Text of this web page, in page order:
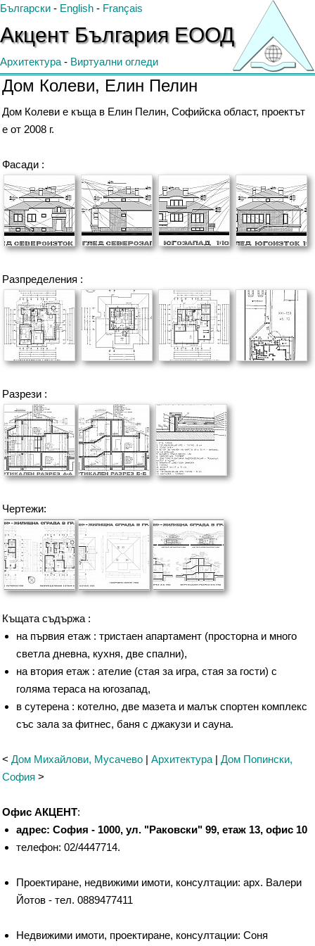
Български - English - Français
Акцент България ЕООД
Архитектура - Виртуални огледи
Дом Колеви, Елин Пелин
Дом Колеви е къща в Елин Пелин, Софийска област, проектът
е от 2008 г.
Фасади :
Разпределения :
Разрези :
Чертежи:
Къщата съдържа :
на първия етаж : тристаен апартамент (просторна и много
светла дневна, кухня, две спални),
на втория етаж : ателие (стая за игра, стая за гости) с
голяма тераса на югозапад,
в сутерена : котелно, две мазета и малък спортен комплекс
със зала за фитнес, баня с джакузи и сауна.
< Дом Михайлови, Мусачево | Архитектура | Дом Попински,
София >
Офис АКЦЕНТ:
адрес: София - 1000, ул. "Раковски" 99, етаж 13, офис 10
телефон: 02/4447714.
Проектиране, недвижими имоти, консултации: арх. Валери
Йотов - тел. 0889477411
Недвижими имоти, проектиране, консултации: Соня